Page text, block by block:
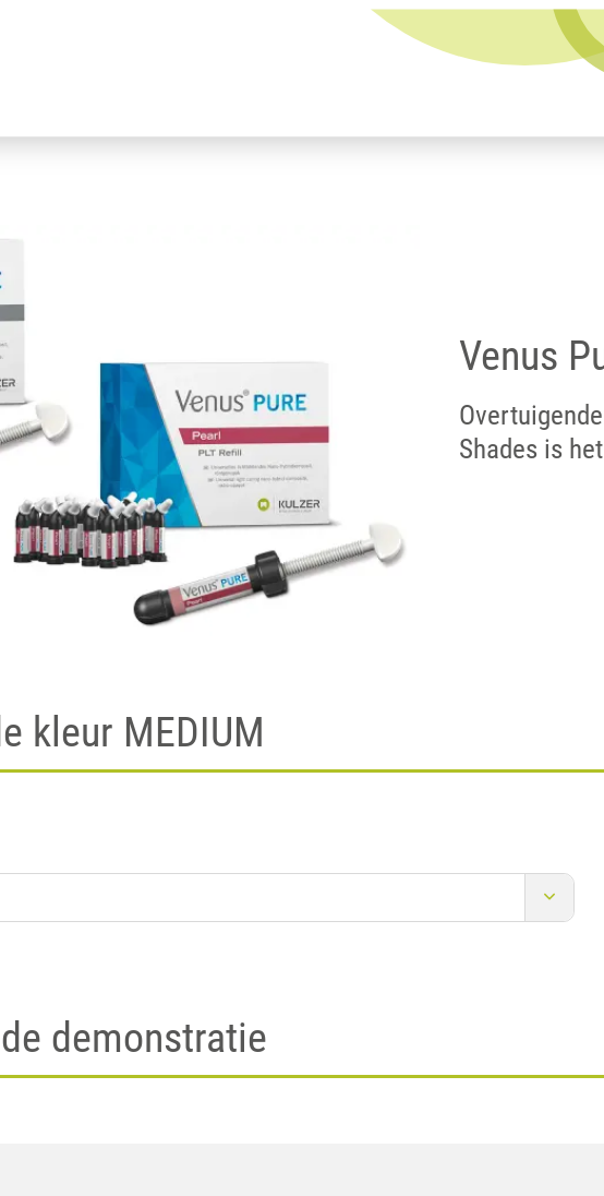
Venus
Shades is
kleur MEDIUM
demonstratie